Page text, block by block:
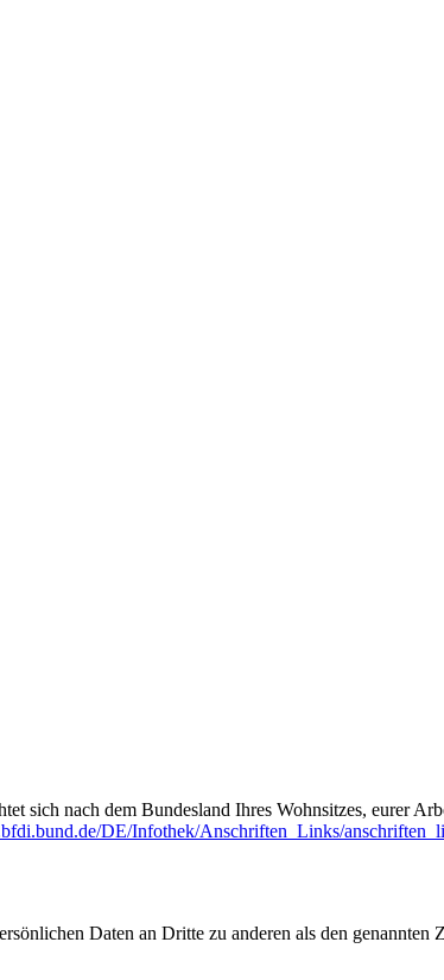
sich nach dem Bundesland Ihres Wohnsitzes, eurer
DE/Infothek/Anschriften_Links/
Daten an Dritte zu anderen als den genannten